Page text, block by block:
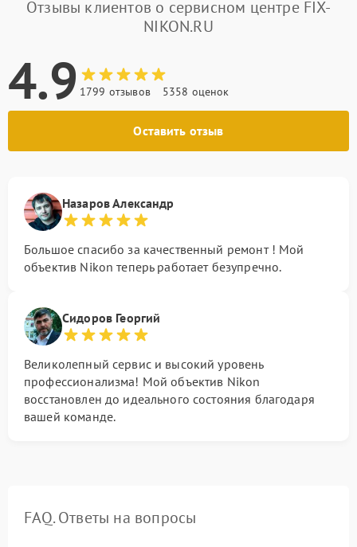
Отзывы клиентов о сервисном центре FIX-
NIKON.RU
4.9 1799 отзывов 5358 оценок
Оставить отзыв
Назаров Александр
Большое спасибо за качественный ремонт ! Мой
объектив Nikon теперь работает безупречно.
Сидоров Георгий
Великолепный сервис и высокий уровень
профессионализма! Мой объектив Nikon
восстановлен до идеального состояния благодаря
вашей команде.
FAQ. Ответы на вопросы